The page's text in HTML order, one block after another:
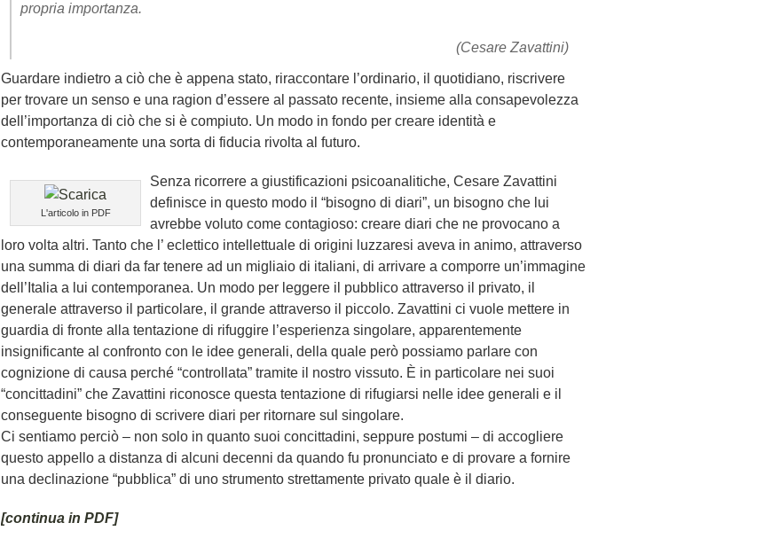
propria importanza.
(Cesare Zavattini)
Guardare indietro a ciò che è appena stato, riraccontare l’ordinario, il quotidiano, riscrivere
per trovare un senso e una ragion d’essere al passato recente, insieme alla consapevolezza
dell’importanza di ciò che si è compiuto. Un modo in fondo per creare identità e
contemporaneamente una sorta di fiducia rivolta al futuro.
L'articolo in PDF
Senza ricorrere a giustificazioni psicoanalitiche, Cesare Zavattini
definisce in questo modo il “bisogno di diari”, un bisogno che lui
avrebbe voluto come contagioso: creare diari che ne provocano a
loro volta altri. Tanto che l’ eclettico intellettuale di origini luzzaresi aveva in animo, attraverso
una summa di diari da far tenere ad un migliaio di italiani, di arrivare a comporre un’immagine
dell’Italia a lui contemporanea. Un modo per leggere il pubblico attraverso il privato, il
generale attraverso il particolare, il grande attraverso il piccolo. Zavattini ci vuole mettere in
guardia di fronte alla tentazione di rifuggire l’esperienza singolare, apparentemente
insignificante al confronto con le idee generali, della quale però possiamo parlare con
cognizione di causa perché “controllata” tramite il nostro vissuto. È in particolare nei suoi
“concittadini” che Zavattini riconosce questa tentazione di rifugiarsi nelle idee generali e il
conseguente bisogno di scrivere diari per ritornare sul singolare.
Ci sentiamo perciò – non solo in quanto suoi concittadini, seppure postumi – di accogliere
questo appello a distanza di alcuni decenni da quando fu pronunciato e di provare a fornire
una declinazione “pubblica” di uno strumento strettamente privato quale è il diario.
[continua in PDF]